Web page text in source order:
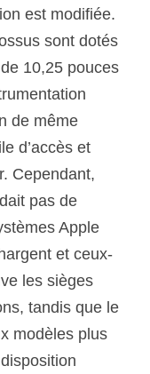
est modifiée.
sont dotés
10,25 pouces
de même
d’accès et
Cependant,
pas de
Apple
et ceux-
les sièges
tandis que le
modèles plus